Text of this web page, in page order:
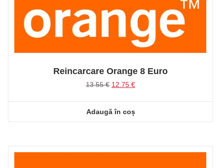
Reincarcare Orange 8 Euro
13.55€ Prețul
fost:
12.75 €Prețul
Adaugă în coș